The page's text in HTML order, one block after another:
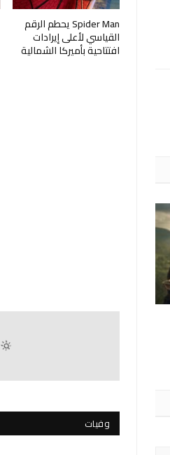
Spider Man يحطم الرقم
القياسي لأعلى إيرادات
افتتاحية بأميركا الشمالية
وفيات